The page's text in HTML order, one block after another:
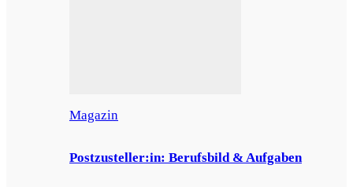
Magazin
Postzusteller:in: Berufsbild & Aufgaben